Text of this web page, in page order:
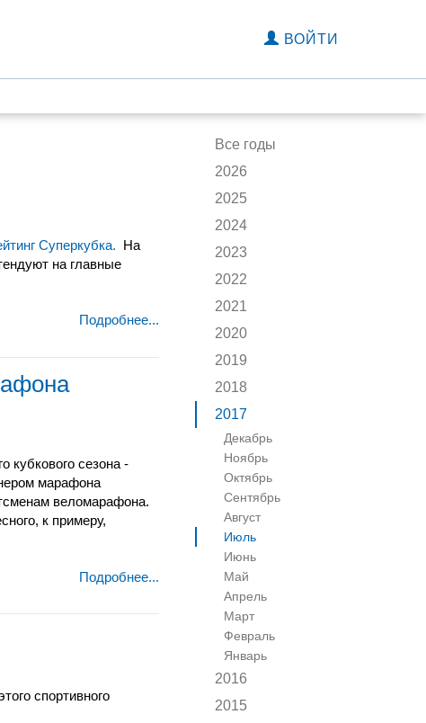
ВОЙТИ
Все годы
2026
2025
2024
2023
2022
2021
2020
2019
2018
2017
Декабрь
Ноябрь
Октябрь
Сентябрь
Август
Июль
Июнь
Май
Апрель
Март
Февраль
Январь
2016
2015
Суперкубка. На
на главные
Подробнее...
кубкового сезона -
марафона
веломарафона.
к примеру,
Подробнее...
спортивного